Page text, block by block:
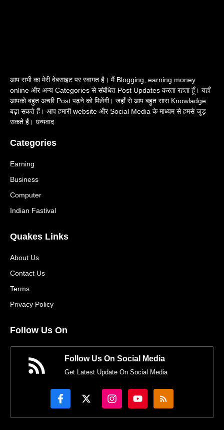
आप सभी का मेरी वेबसाइट पर स्वागत है। मैं Blogging, earning money
online और अन्य Categories से संबंधित Post Updates करता रहता हूँ। यहाँ
आपको बहुत अच्छी Post पढ़ने को मिलेंगी। जहाँ से आप बहुत सारा Knowladge
बढ़ा सकते हैं। आप हमारी website और Social Media के माध्यम से हमसे जुड़
सकते हैं। धन्यवाद
Categories
Earning
Business
Computer
Indian Fastival
Quakes Links
About Us
Contact Us
Terms
Privacy Policy
Follow Us On
Follow Us On Social Media
Get Latest Update On Social Media